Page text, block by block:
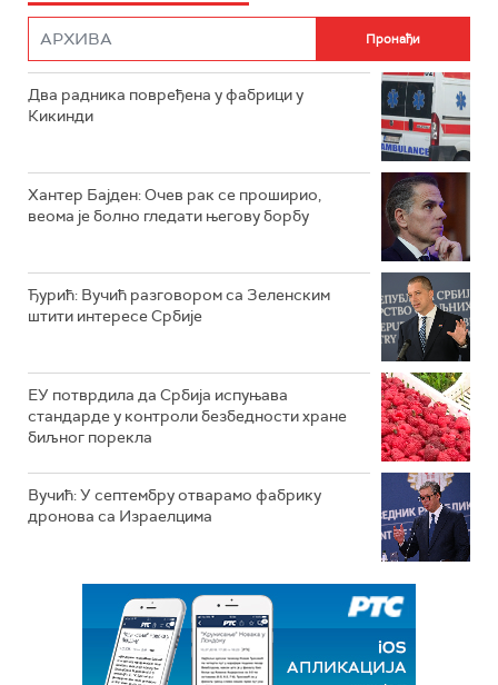
Два радника повређена у фабрици у
Кикинди
Хантер Бајден: Очев рак се проширио,
веома је болно гледати његову борбу
Ђурић: Вучић разговором са Зеленским
штити интересе Србије
ЕУ потврдила да Србија испуњава
стандарде у контроли безбедности хране
биљног порекла
Вучић: У септембру отварамо фабрику
дронова са Израелцима